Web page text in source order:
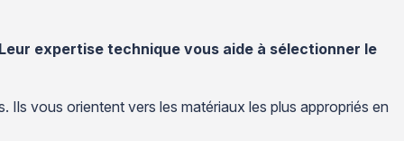
Leur expertise technique vous aide à sélectionner le
vous orientent vers les matériaux les plus appropriés en